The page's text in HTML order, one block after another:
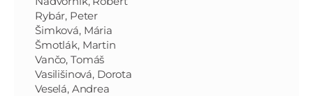
Rybár, Peter
Šimková, Mária
Šmotlák, Martin
Vančo, Tomáš
Vasilišinová, Dorota
Veselá, Andrea